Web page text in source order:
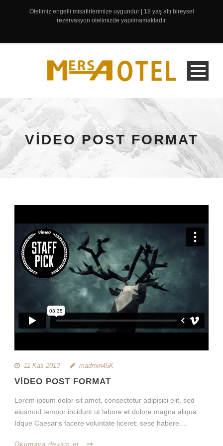
Otelimiz engelli misafirlerimize uygundur | 18 yaş altı bireysel
rezervasyon otelimizde yapılmamaktadır.
VIDEO POST FORMAT
11 Kas 2013 madmin45K
VIDEO POST FORMAT
Lorem ipsum dolor sit amet, consectetur adipisici elit, sed
eiusmod tempor incidunt ut labore et dolore magna aliqua.
Idque Caesaris facere voluntate liceret: sese habere....
Okumaya devam et